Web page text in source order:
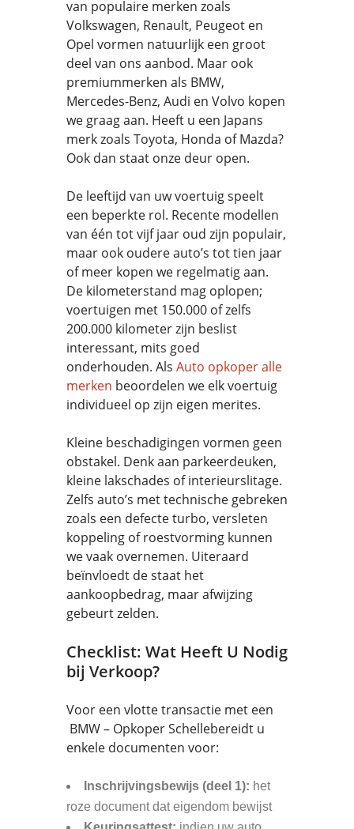
van populaire merken zoals
Volkswagen, Renault, Peugeot en
Opel vormen natuurlijk een groot
deel van ons aanbod. Maar ook
premiummerken als BMW,
Mercedes-Benz, Audi en Volvo kopen
we graag aan. Heeft u een Japans
merk zoals Toyota, Honda of Mazda?
Ook dan staat onze deur open.
De leeftijd van uw voertuig speelt
een beperkte rol. Recente modellen
van één tot vijf jaar oud zijn populair,
maar ook oudere auto’s tot tien jaar
of meer kopen we regelmatig aan.
De kilometerstand mag oplopen;
voertuigen met 150.000 of zelfs
200.000 kilometer zijn beslist
interessant, mits goed
onderhouden. Als Auto opkoper alle
merken beoordelen we elk voertuig
individueel op zijn eigen merites.
Kleine beschadigingen vormen geen
obstakel. Denk aan parkeerdeuken,
kleine lakschades of interieurslitage.
Zelfs auto’s met technische gebreken
zoals een defecte turbo, versleten
koppeling of roestvorming kunnen
we vaak overnemen. Uiteraard
beïnvloedt de staat het
aankoopbedrag, maar afwijzing
gebeurt zelden.
Checklist: Wat Heeft U Nodig
bij Verkoop?
Voor een vlotte transactie met een
BMW – Opkoper Schellebereidt u
enkele documenten voor:
Inschrijvingsbewijs (deel 1): het
roze document dat eigendom bewijst